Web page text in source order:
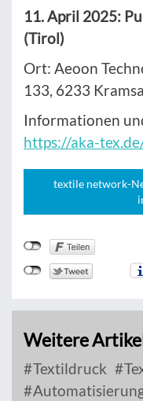
11. April 2025:
(Tirol)
Ort: Aeoon
133, 6233
Informationen
https://aka-
textile network-
Weitere
Textildruck